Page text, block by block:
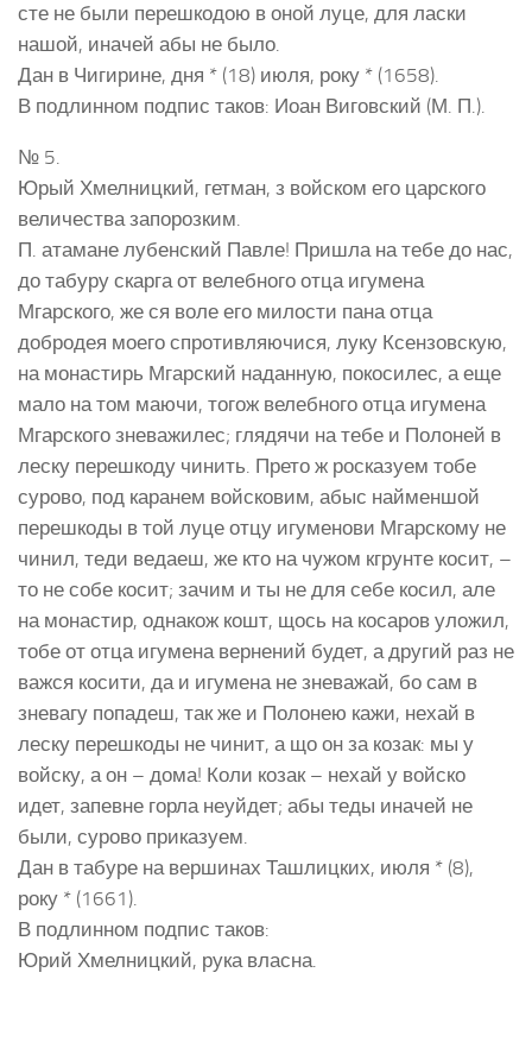
сте не были перешкодою в оной луце, для ласки
нашой, иначей абы не было.
Дан в Чигирине, дня * (18) июля, року * (1658).
В подлинном подпис таков: Иоан Виговский (М. П.).
№ 5.
Юрый Хмелницкий, гетман, з войском его царского
величества запорозким.
П. атамане лубенский Павле! Пришла на тебе до нас,
до табуру скарга от велебного отца игумена
Мгарского, же ся воле его милости пана отца
добродея моего спротивляючися, луку Ксензовскую,
на монастирь Мгарский наданную, покосилес, а еще
мало на том маючи, тогож велебного отца игумена
Мгарского зневажилес; глядячи на тебе и Полоней в
леску перешкоду чинить. Прето ж росказуем тобе
сурово, под каранем войсковим, абыс найменшой
перешкоды в той луце отцу игуменови Мгарскому не
чинил, теди ведаеш, же кто на чужом кгрунте косит, –
то не собе косит; зачим и ты не для себе косил, але
на монастир, однакож кошт, щось на косаров уложил,
тобе от отца игумена вернений будет, а другий раз не
важся косити, да и игумена не зневажай, бо сам в
зневагу попадеш, так же и Полонею кажи, нехай в
леску перешкоды не чинит, а що он за козак: мы у
войску, а он – дома! Коли козак – нехай у войско
идет, запевне горла неуйдет; абы теды иначей не
были, сурово приказуем.
Дан в табуре на вершинах Ташлицких, июля * (8),
року * (1661).
В подлинном подпис таков:
Юрий Хмелницкий, рука власна.